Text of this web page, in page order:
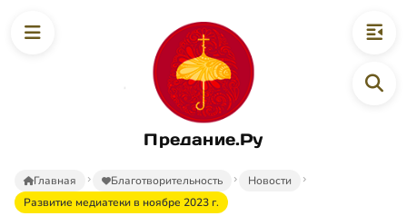
Предание.Ру
Главная Благотворительность
Новости
Развитие медиатеки в ноябре 2023 г.